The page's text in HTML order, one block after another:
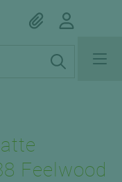
Feelwood